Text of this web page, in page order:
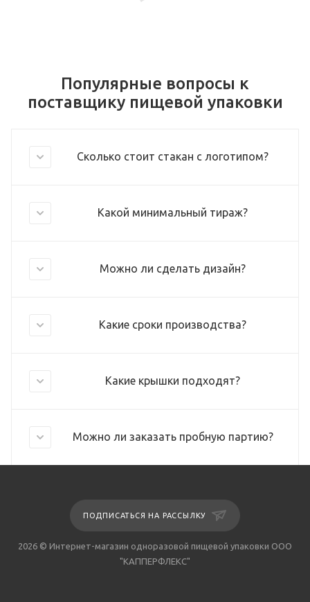
Популярные вопросы к
поставщику пищевой упаковки
Сколько стоит стакан с логотипом?
Какой минимальный тираж?
Можно ли сделать дизайн?
Какие сроки производства?
Какие крышки подходят?
Можно ли заказать пробную партию?
ПОДПИСАТЬСЯ НА РАССЫЛКУ
2026 © Интернет-магазин одноразовой пищевой упаковки ООО
"КАППЕРФЛЕКС"